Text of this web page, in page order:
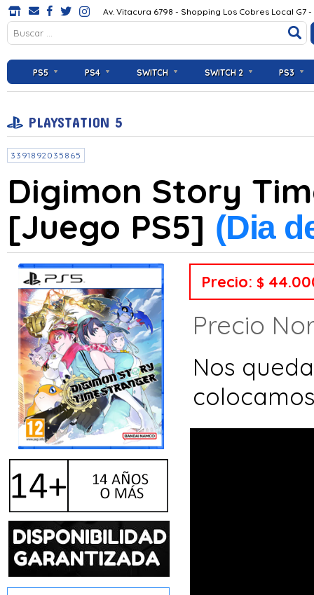
Av. Vitacura 6798 - Shopping Los Cobres Local G7
PS5 PS4 SWITCH SWITCH 2 PS3
PLAYSTATION 5
3391892035865
Digimon Story
[Juego PS5] (Dia
Precio: $
Precio
Nos